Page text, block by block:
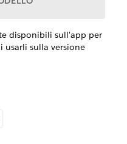
disponibili sull'app per
usarli sulla versione